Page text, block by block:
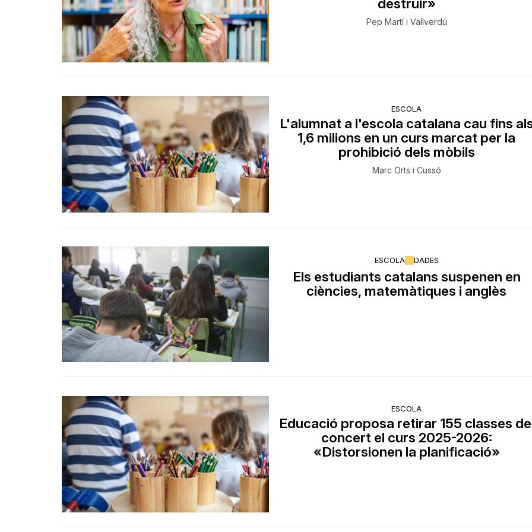
destruir»
Pep Martí i Vallverdú
ESCOLA
L'alumnat a l'escola catalana cau fins
1,6 milions en un curs marcat per la
prohibició dels mòbils
Marc Orts i Cussó
ESCOLA DADES
Els estudiants catalans suspenen en
ciències, matemàtiques i anglès
ESCOLA
Educació proposa retirar 155 classes
concert el curs 2025-2026:
«Distorsionen la planificació»